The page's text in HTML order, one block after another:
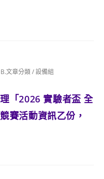
B.文章分類/設備組
「2026 實驗者盃 全
賽活動資訊乙份，